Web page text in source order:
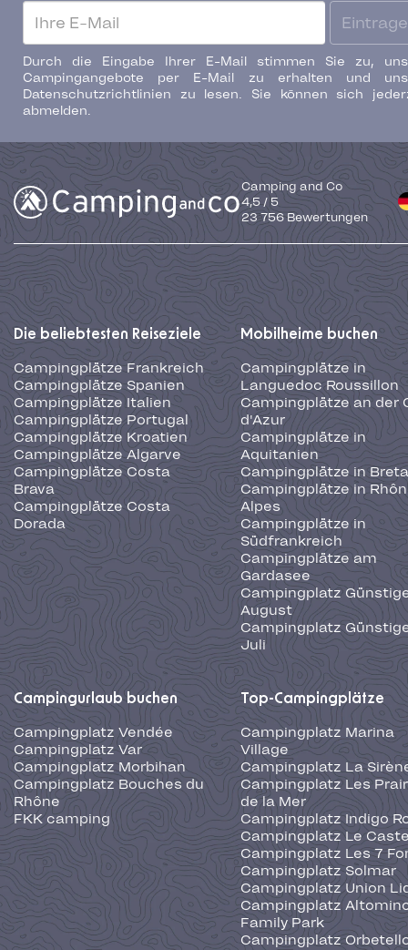
Durch die Eingabe Ihrer E-Mail stimmen Sie zu,
Campingangebote per E-Mail zu erhalten und
Datenschutzrichtlinien zu lesen. Sie können sich
abmelden.
Camping and Co
4,5 / 5
23 756Bewertungen
Die beliebtesten Reiseziele
Campingplätze Frankreich
Campingplätze Spanien
Campingplätze Italien
Campingplätze Portugal
Campingplätze Kroatien
Campingplätze Algarve
Campingplätze Costa
Brava
Campingplätze Costa
Dorada
Mobilheime buchen
Campingplätze in
Languedoc Roussillon
Campingplätze an der
d'Azur
Campingplätze in
Aquitanien
Campingplätze in
Campingplätze in
Alpes
Campingplätze in
Südfrankreich
Campingplätze am
Gardasee
Campingplatz
August
Campingplatz
Juli
Campingurlaub buchen
Campingplatz Vendée
Campingplatz Var
Campingplatz Morbihan
Campingplatz Bouches du
Rhône
FKK camping
Top-Campingplätze
Campingplatz Marina
Village
Campingplatz La
Campingplatz Les
de la Mer
Campingplatz Indigo
Campingplatz Le
Campingplatz Les 7
Campingplatz Solmar
Campingplatz Union
Campingplatz
Family Park
Campingplatz